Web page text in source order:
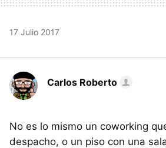
17 Julio 2017
Carlos Roberto
No es lo mismo un coworking
despacho, o un piso con una